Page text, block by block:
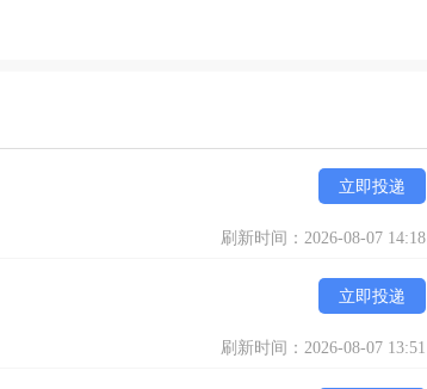
立即投递
刷新时间：2026-08-07 14:18
立即投递
刷新时间：2026-08-07 13:51